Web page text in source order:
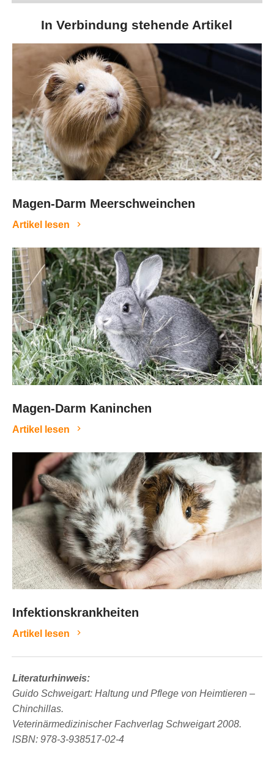
In Verbindung stehende Artikel
Magen-Darm Meerschweinchen
Artikel lesen
Magen-Darm Kaninchen
Artikel lesen
Infektionskrankheiten
Artikel lesen
Literaturhinweis:
Guido Schweigart: Haltung und Pflege von Heimtieren –
Chinchillas.
Veterinärmedizinischer Fachverlag Schweigart 2008.
ISBN: 978-3-938517-02-4